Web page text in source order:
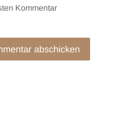
Kommentar
abschicken